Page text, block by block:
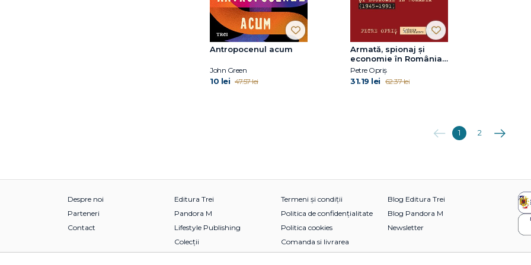
Antropocenul acum
John Green
10 lei 47.57 lei
Armată, spionaj și
economie în România
(1945-1991)
Petre Opriș
31.19 lei 62.37 lei
Anterioara
1 2
Despre noi
Parteneri
Contact
Editura Trei
Pandora M
Lifestyle Publishing
Colecții
Termeni și condiții
Politica de confidențialitate
Politica cookies
Comanda si livrarea
Blog Editura Trei
Blog Pandora M
Newsletter